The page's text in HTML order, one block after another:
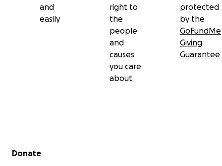
and
easily
right to
the
people
and
causes
you care
about
protected
by the
GoFundMe
Giving
Guarantee
Secondary menu
Donate